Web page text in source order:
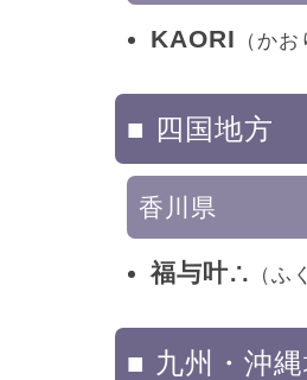
KAORI （か
■ 四国地方
香川県
福与叶∴ （ふ
■ 九州・沖